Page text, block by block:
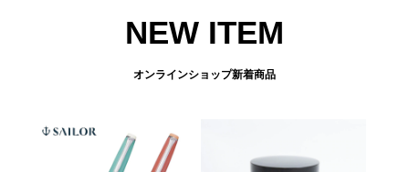
NEW ITEM
オンラインショップ新着商品